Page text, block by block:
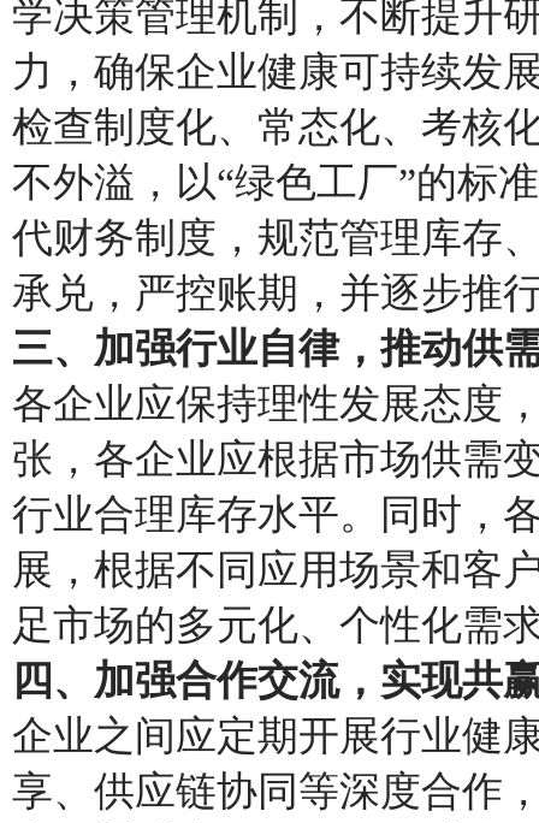
学决策管理机制，不断提升
力，确保企业健康可持续发
检查制度化、常态化、考核
不外溢，以“绿色工厂”的标
代财务制度，规范管理库存
承兑，严控账期，并逐步推
三、加强行业自律，推动供
各企业应保持理性发展态度
张，各企业应根据市场供需
行业合理库存水平。同时，
展，根据不同应用场景和客
足市场的多元化、个性化需
四、加强合作交流，实现共
企业之间应定期开展行业健
享、供应链协同等深度合作